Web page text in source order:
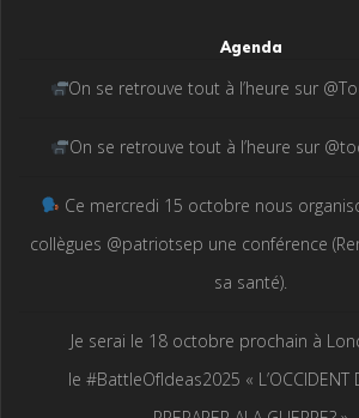
Agenda
On se retrouve tout à l’heure sur
On se retrouve tout à l’heure sur
Ce mercredi 15 octobre nous
collègues @patriotsep une conférence
sa santé).
Je serai le 18 octobre prochain à
le #BattleOfIdeas2025 « L’OCCIDENT